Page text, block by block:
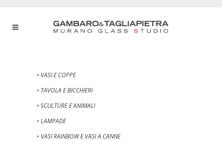
• VASI E COPPE
• TAVOLA E BICCHIERI
• SCULTURE E ANIMALI
• LAMPADE
• VASI RAINBOW E VASI A CANNE